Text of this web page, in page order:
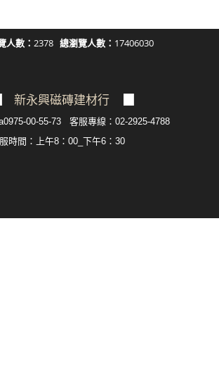
人數： 2378 總瀏覽人數： 17406030
新永興磁磚建材行
00-55-73 客服專線：02-2925-4788
時間：上午8：00_下午6：30